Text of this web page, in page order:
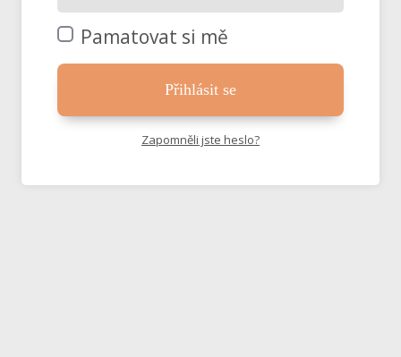
Pamatovat si mě
Přihlásit se
Zapomněli jste heslo?